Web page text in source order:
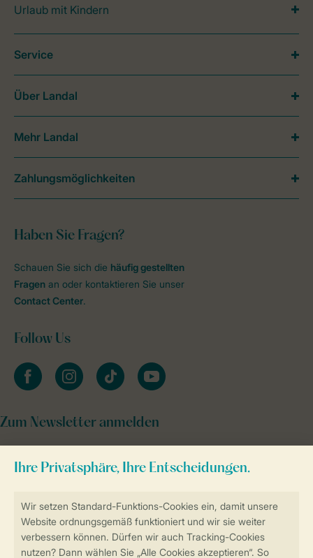
Sicher und schnell zur Online-Buchung
Urlaub mit Kindern
Haben Sie Fragen?
Schauen Sie sich die häufig gestellten
Fragen an oder kontaktieren Sie unser
Contact Center.
Follow Us
facebookinstagramtiktok youtube
Zum Newsletter anmelden
Service
Über Landal
Mehr Landal
Zahlungsmöglichkeiten